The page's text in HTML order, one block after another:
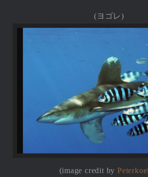
(ヨゴレ)
(image credit by